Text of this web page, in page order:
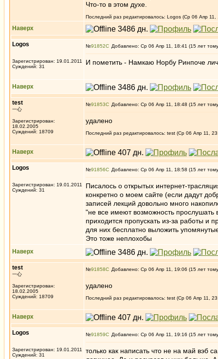
Что-то в этом духе.
Последний раз редактировалось: Logos (Ср 06 Апр 11,
Наверх
Logos
Зарегистрирован: 19.01.2011
Суждений: 31
№91852 Добавлено: Ср 06 Апр 11, 18:41 (15 лет
И пометить - Намкаю Норбу Ринпоче
Наверх
test
一心
Зарегистрирован:
18.02.2005
Суждений: 18709
№91853 Добавлено: Ср 06 Апр 11, 18:48 (15 лет
удалено
Последний раз редактировалось: test (Ср 06 Апр 11,
Наверх
Logos
Зарегистрирован: 19.01.2011
Суждений: 31
№91856 Добавлено: Ср 06 Апр 11, 18:58 (15 лет
Писалось о открытых интернет-
конкретно о моем сайте (если дадут
записей лекций довольно много
"не все имеют возможность прослушать
приходится пропускать из-за работы и
для них бесплатно выложить
Это тоже неплохобы
Наверх
test
一心
Зарегистрирован:
18.02.2005
Суждений: 18709
№91858 Добавлено: Ср 06 Апр 11, 19:06 (15 лет
удалено
Последний раз редактировалось: test (Ср 06 Апр 11,
Наверх
Logos
Зарегистрирован: 19.01.2011
Суждений: 31
№91859 Добавлено: Ср 06 Апр 11, 19:16 (15 лет
только как написать что не на май вэб